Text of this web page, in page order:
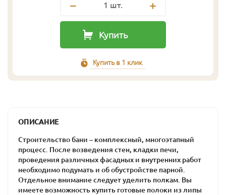
1 шт.
Купить
Купить в 1 клик
ОПИСАНИЕ
Строительство бани – комплексный, многоэтапный
процесс. После возведения стен, кладки печи,
проведения различных фасадных и внутренних работ
необходимо подумать и об обустройстве парной.
Отдельное внимание следует уделить полкам. Вы
имеете возможность купить готовые полоки из липы